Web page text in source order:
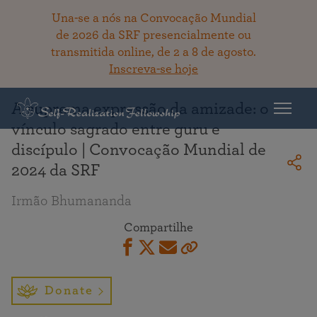
Una-se a nós na Convocação Mundial
de 2026 da SRF presencialmente ou
transmitida online, de 2 a 8 de agosto.
Inscreva-se hoje
Voltar ao acervo
A suprema expressão da amizade: o
vínculo sagrado entre guru e
discípulo | Convocação Mundial de
2024 da SRF
Irmão Bhumananda
Compartilhe
Donate